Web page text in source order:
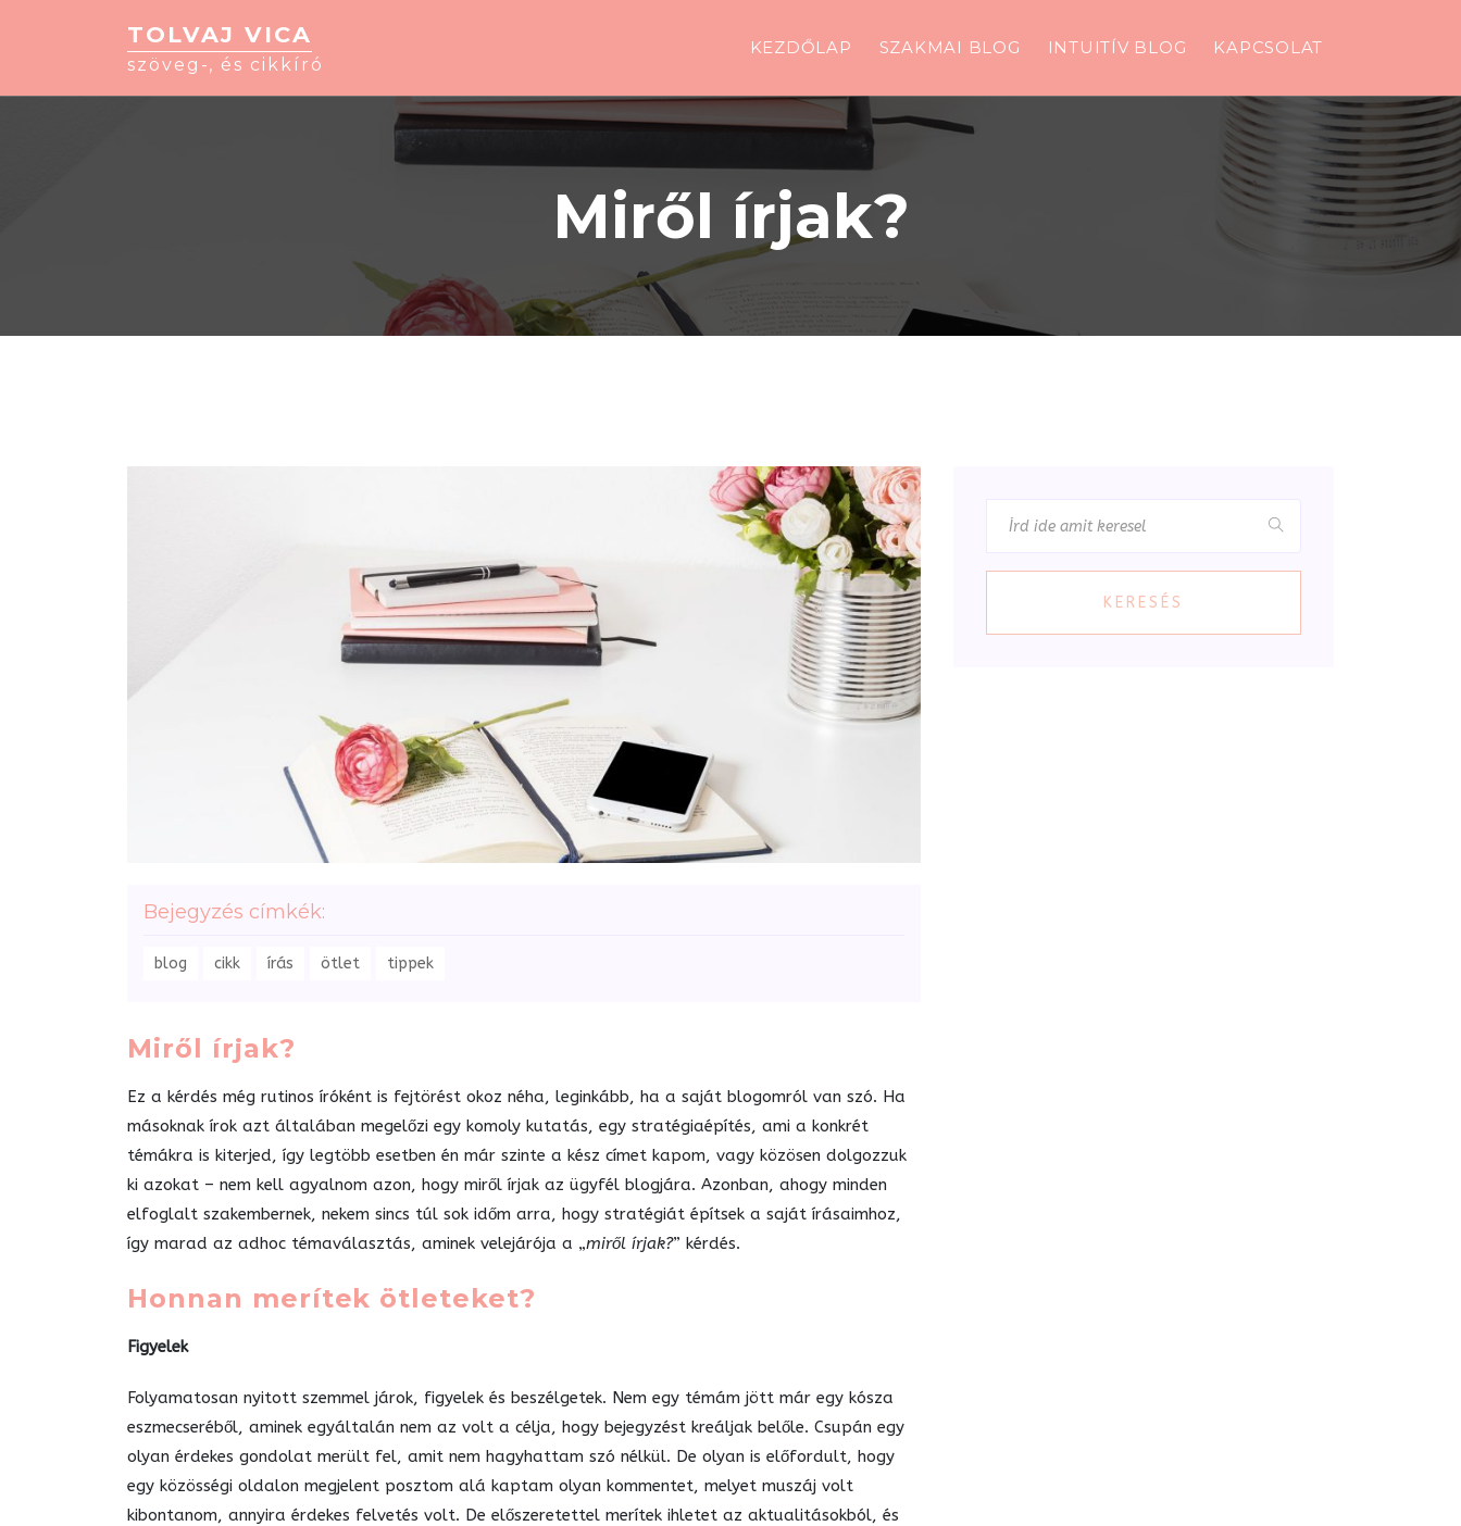
TOLVAJ VICA
szöveg-, és cikkíró
KEZDŐLAP SZAKMAI BLOG INTUITÍV BLOG KAPCSOLAT
Miről írjak?
Bejegyzés címkék:
blog cikk írás ötlet tippek
Miről írjak?
Ez a kérdés még rutinos íróként is fejtörést okoz néha, leginkább, ha a saját blogomról van szó. Ha
másoknak írok azt általában megelőzi egy komoly kutatás, egy stratégiaépítés, ami a konkrét
témákra is kiterjed, így legtöbb esetben én már szinte a kész címet kapom, vagy közösen dolgozzuk
ki azokat – nem kell agyalnom azon, hogy miről írjak az ügyfél blogjára. Azonban, ahogy minden
elfoglalt szakembernek, nekem sincs túl sok időm arra, hogy stratégiát építsek a saját írásaimhoz,
így marad az adhoc témaválasztás, aminek velejárója a „miről írjak?” kérdés.
Honnan merítek ötleteket?
Figyelek
Folyamatosan nyitott szemmel járok, figyelek és beszélgetek. Nem egy témám jött már egy kósza
eszmecseréből, aminek egyáltalán nem az volt a célja, hogy bejegyzést kreáljak belőle. Csupán egy
olyan érdekes gondolat merült fel, amit nem hagyhattam szó nélkül. De olyan is előfordult, hogy
egy közösségi oldalon megjelent posztom alá kaptam olyan kommentet, melyet muszáj volt
kibontanom, annyira érdekes felvetés volt. De előszeretettel merítek ihletet az aktualitásokból, és
KERESÉS